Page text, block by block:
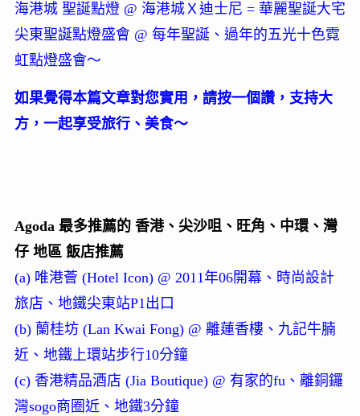
海港城 聖誕點燈 @ 海港城Ｘ迪士尼 = 華麗聖誕大宅
尖東聖誕點燈盛會 @ 每年聖誕、過年的五光十色霓
虹點燈盛會～
如果覺得本篇文章對您實用，請按一個讚，支持大
方，一起享受旅行、美食～
Agoda 最多推薦的 香港、尖沙咀、旺角、中環、灣
仔 地區 飯店推薦
(a) 唯港薈 (Hotel Icon) @ 2011年06開幕、時尚設計
旅店、地鐵尖東站P1出口
(b) 蘭桂坊 (Lan Kwai Fong) @ 離蓮香樓、九記牛腩
近、地鐵上環站步行10分鐘
(c) 香港精品酒店 (Jia Boutique) @ 有家的fu、離銅鑼
灣sogo商圈近、地鐵3分鐘